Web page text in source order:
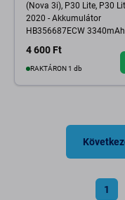
(Nova 3i), P30 Lite, P30
2020 - Akkumulátor
HB356687ECW 3340mAh
4 600 Ft
RAKTÁRON 1 db
1